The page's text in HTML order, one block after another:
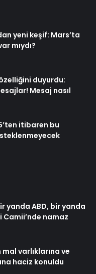
yeni keşif: Mars’ta
mıydı?
duyurdu:
Mesaj nasıl
itibaren bu
yanda ABD, bir yanda
Camii’nde namaz
mal varlıklarına ve
haciz konuldu